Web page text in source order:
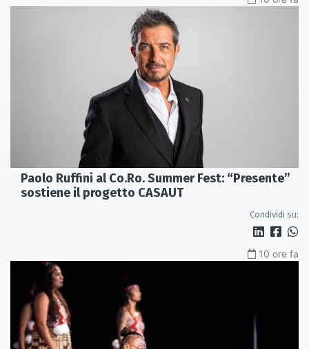
Paolo Ruffini al Co.Ro. Summer Fest: “Presente”
sostiene il progetto CASAUT
Condividi su:
10 ore fa